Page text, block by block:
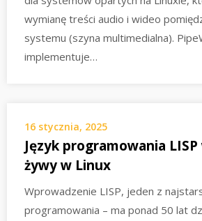
wymianę treści audio i wideo
systemu (szyna multimedialna).
implementuje…
16 stycznia, 2025
Język programowania
żywy w Linux
Wprowadzenie LISP, jeden z
programowania – ma ponad 50 lat